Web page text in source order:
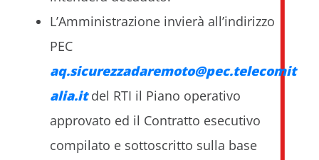
L’Amministrazione invierà all’indirizzo
PEC
aq.sicurezzadaremoto@pec.telecomit
alia.itdel RTI il Piano operativo
approvato ed il Contratto esecutivo
compilato e sottoscritto sulla base